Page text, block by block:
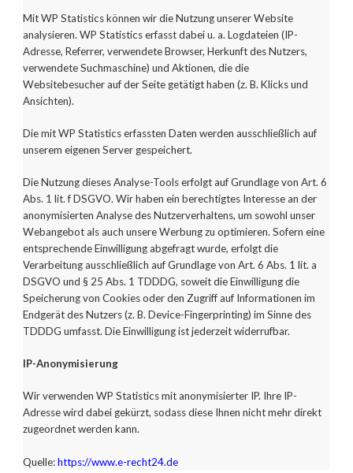
Mit WP Statistics können wir die Nutzung unserer Website
analysieren. WP Statistics erfasst dabei u. a. Logdateien (IP-
Adresse, Referrer, verwendete Browser, Herkunft des Nutzers,
verwendete Suchmaschine) und Aktionen, die die
Websitebesucher auf der Seite getätigt haben (z. B. Klicks und
Ansichten).
Die mit WP Statistics erfassten Daten werden ausschließlich auf
unserem eigenen Server gespeichert.
Die Nutzung dieses Analyse-Tools erfolgt auf Grundlage von Art. 6
Abs. 1 lit. f DSGVO. Wir haben ein berechtigtes Interesse an der
anonymisierten Analyse des Nutzerverhaltens, um sowohl unser
Webangebot als auch unsere Werbung zu optimieren. Sofern eine
entsprechende Einwilligung abgefragt wurde, erfolgt die
Verarbeitung ausschließlich auf Grundlage von Art. 6 Abs. 1 lit. a
DSGVO und § 25 Abs. 1 TDDDG, soweit die Einwilligung die
Speicherung von Cookies oder den Zugriff auf Informationen im
Endgerät des Nutzers (z. B. Device-Fingerprinting) im Sinne des
TDDDG umfasst. Die Einwilligung ist jederzeit widerrufbar.
IP-Anonymisierung
Wir verwenden WP Statistics mit anonymisierter IP. Ihre IP-
Adresse wird dabei gekürzt, sodass diese Ihnen nicht mehr direkt
zugeordnet werden kann.
Quelle:https://www.e-recht24.de